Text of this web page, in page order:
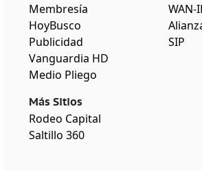
Membresía
HoyBusco
Publicidad
Vanguardia HD
Medio Pliego
Más Sitios
Rodeo Capital
Saltillo 360
WAN-
SIP